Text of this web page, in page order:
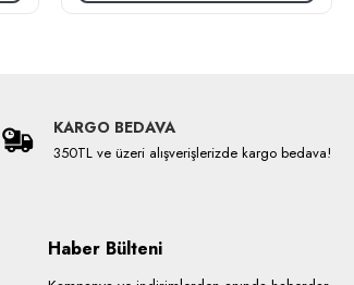
KARGO BEDAVA
350TL ve üzeri alışverişlerizde kargo bedava!
Haber Bülteni